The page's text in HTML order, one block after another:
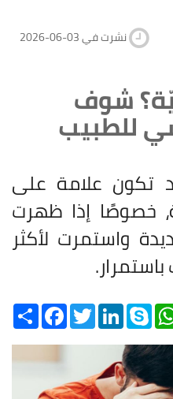
2026-06-03 نشرت في
شوف
للطبيب
تكون علامة على
خصوصًا إذا ظهرت
واستمرت لأكثر
Share
FacebookTwitterLinkedInSkype